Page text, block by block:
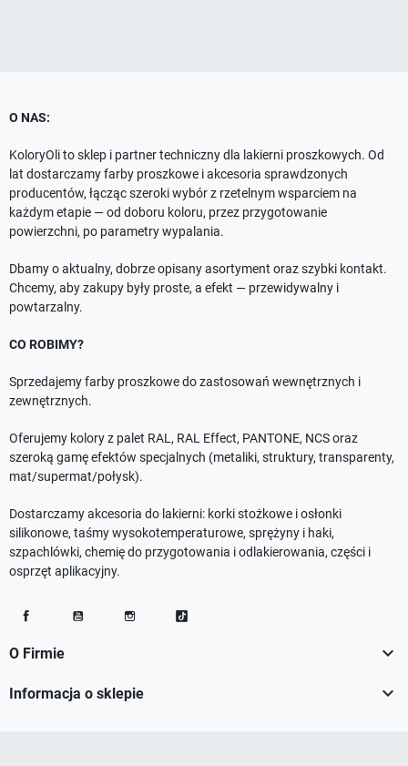
O NAS:
KoloryOli to sklep i partner techniczny dla lakierni proszkowych. Od
lat dostarczamy farby proszkowe i akcesoria sprawdzonych
producentów, łącząc szeroki wybór z rzetelnym wsparciem na
każdym etapie — od doboru koloru, przez przygotowanie
powierzchni, po parametry wypalania.
Dbamy o aktualny, dobrze opisany asortyment oraz szybki kontakt.
Chcemy, aby zakupy były proste, a efekt — przewidywalny i
powtarzalny.
CO ROBIMY?
Sprzedajemy farby proszkowe do zastosowań wewnętrznych i
zewnętrznych.
Oferujemy kolory z palet RAL, RAL Effect, PANTONE, NCS oraz
szeroką gamę efektów specjalnych (metaliki, struktury, transparenty,
mat/supermat/połysk).
Dostarczamy akcesoria do lakierni: korki stożkowe i osłonki
silikonowe, taśmy wysokotemperaturowe, sprężyny i haki,
szpachlówki, chemię do przygotowania i odlakierowania, części i
osprzęt aplikacyjny.
O Firmie 
Informacja o sklepie 